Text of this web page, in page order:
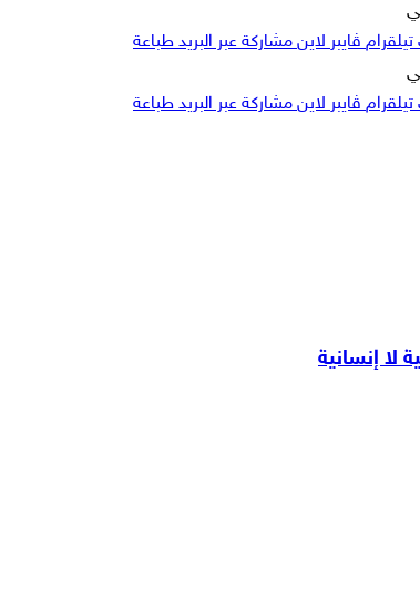
تيلقرام ڤايبر لاين مشاركة عبر البريد طباعة
تيلقرام ڤايبر لاين مشاركة عبر البريد طباعة
لا إنسانية